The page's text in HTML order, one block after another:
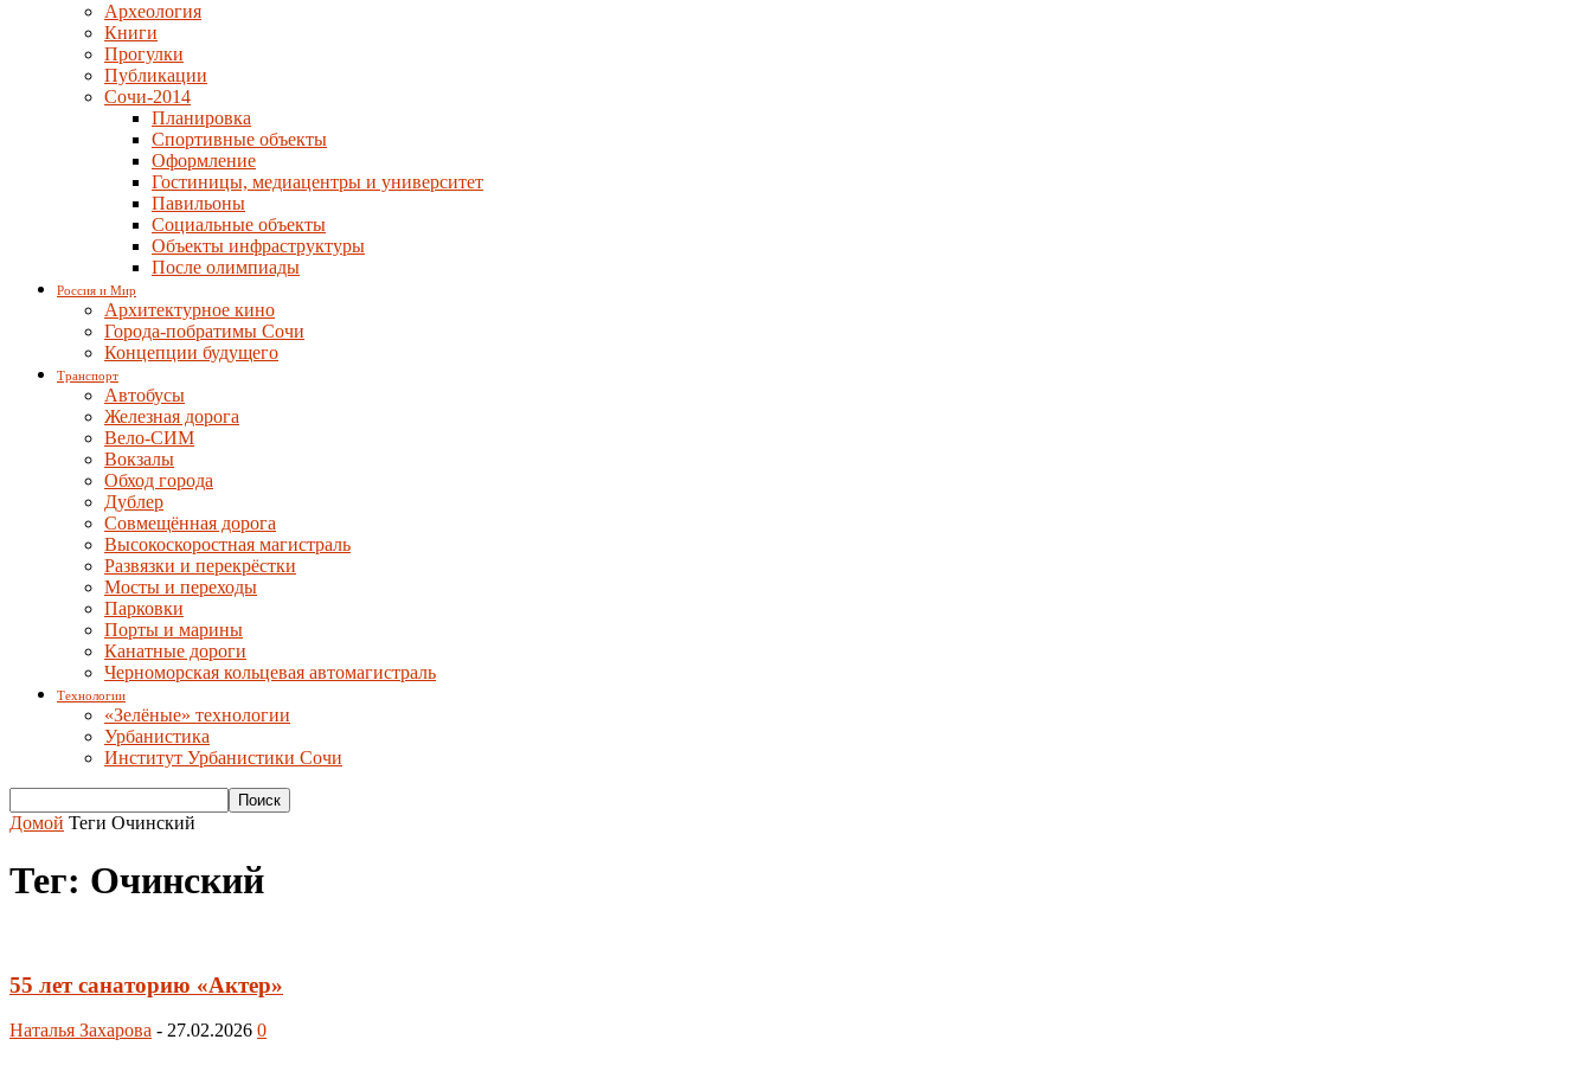
Археология
Книги
Прогулки
Публикации
Сочи-2014
Планировка
Спортивные объекты
Оформление
Гостиницы, медиацентры и университет
Павильоны
Социальные объекты
Объекты инфраструктуры
После олимпиады
Россия и Мир
Архитектурное кино
Города-побратимы Сочи
Концепции будущего
Транспорт
Автобусы
Железная дорога
Вело-СИМ
Вокзалы
Обход города
Дублер
Совмещённая дорога
Высокоскоростная магистраль
Развязки и перекрёстки
Мосты и переходы
Парковки
Порты и марины
Канатные дороги
Черноморская кольцевая автомагистраль
Технологии
«Зелёные» технологии
Урбанистика
Институт Урбанистики Сочи
Домой Теги Очинский
Тег: Очинский
55 лет санаторию «Актер»
Наталья Захарова - 27.02.2026 0